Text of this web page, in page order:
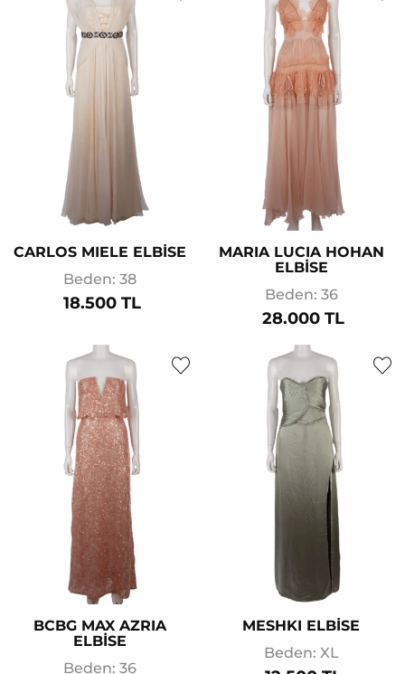
CARLOS MIELE ELBİSE
Beden: 38
18.500 TL
MARIA LUCIA HOHAN
ELBİSE
Beden: 36
28.000 TL
BCBG MAX AZRIA
ELBİSE
Beden: 36
MESHKI ELBİSE
Beden: XL